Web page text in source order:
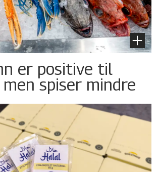
er positive til
spiser mindre